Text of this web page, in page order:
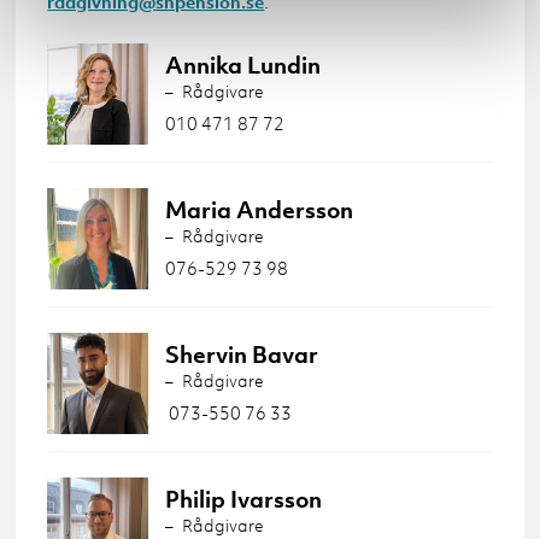
Annika Lundin
Rådgivare
010 471 87 72
Maria Andersson
Rådgivare
076-529 73 98
Shervin Bavar
Rådgivare
073-550 76 33
Philip Ivarsson
Rådgivare